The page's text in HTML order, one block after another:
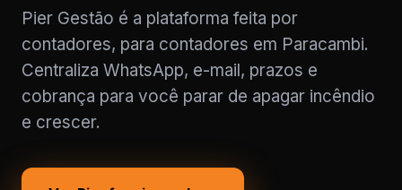
Pier Gestão é a plataforma feita por
contadores, para contadores em Paracambi.
Centraliza WhatsApp, e-mail, prazos e
cobrança para você parar de apagar incêndio
e crescer.